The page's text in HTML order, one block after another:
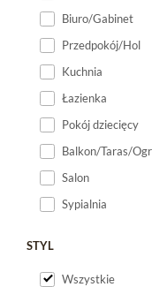
Biuro/Gabinet
Przedpokój/Hol
Kuchnia
Łazienka
Pokój dziecięcy
Balkon/Taras/
Salon
Sypialnia
STYL
Wszystkie